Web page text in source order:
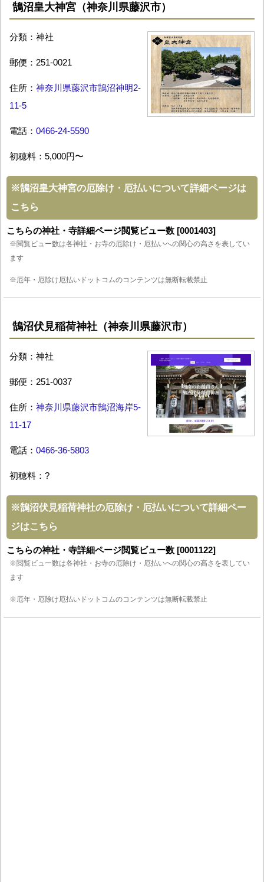
鵠沼皇大神宮（神奈川県藤沢市）
分類：神社
郵便：251-0021
住所： 神奈川県藤沢市鵠沼神明2-
11-5
電話： 0466-24-5590
初穂料：5,000円〜
※鵠沼皇大神宮の厄除け・厄払いについて詳細ページは
こちら
こちらの神社・寺詳細ページ閲覧ビュー数 [0001403]
※閲覧ビュー数は各神社・お寺の厄除け・厄払いへの関心の高さを表してい
ます
※厄年・厄除け厄払いドットコムのコンテンツは無断転載禁止
鵠沼伏見稲荷神社（神奈川県藤沢市）
分類：神社
郵便：251-0037
住所： 神奈川県藤沢市鵠沼海岸5-
11-17
電話： 0466-36-5803
初穂料：?
※鵠沼伏見稲荷神社の厄除け・厄払いについて詳細ペー
ジはこちら
こちらの神社・寺詳細ページ閲覧ビュー数 [0001122]
※閲覧ビュー数は各神社・お寺の厄除け・厄払いへの関心の高さを表してい
ます
※厄年・厄除け厄払いドットコムのコンテンツは無断転載禁止